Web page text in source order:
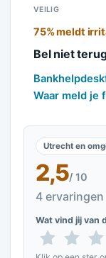
VEILIG
75% meldt
Bel niet
Waar meld je
Utrecht en
2,5/ 10
4 ervaringen
Wat vind jij van